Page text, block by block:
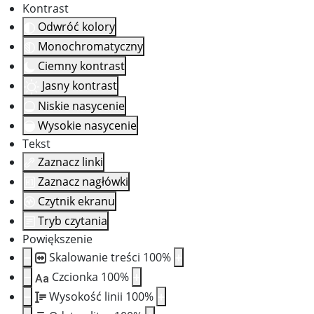
Kontrast
Odwróć kolory
Monochromatyczny
Ciemny kontrast
Jasny kontrast
Niskie nasycenie
Wysokie nasycenie
Tekst
Zaznacz linki
Zaznacz nagłówki
Czytnik ekranu
Tryb czytania
Powiększenie
Skalowanie treści 100%
Aa Czcionka 100%
Wysokość linii 100%